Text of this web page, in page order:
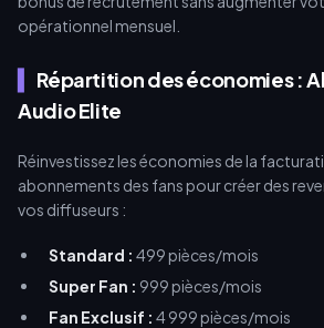
opérationnel mensuel.
Répartition des économies :
Audio Elite
Réinvestissez les économies de la
abonnements des fans pour créer des
vos diffuseurs :
Standard : 499 pièces/mois
Super Fan : 999 pièces/mois
Fan Exclusif : 4 999 pièces/mois